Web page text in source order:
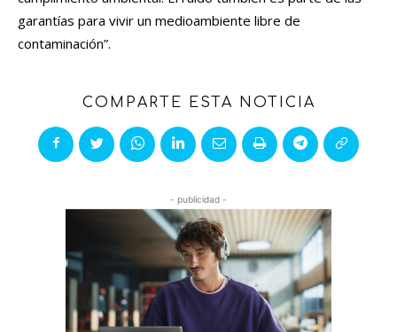
garantías para vivir un medioambiente libre de
contaminación”.
COMPARTE ESTA NOTICIA
- publicidad -